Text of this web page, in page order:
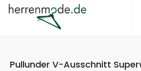
Pullunder V-Ausschnitt